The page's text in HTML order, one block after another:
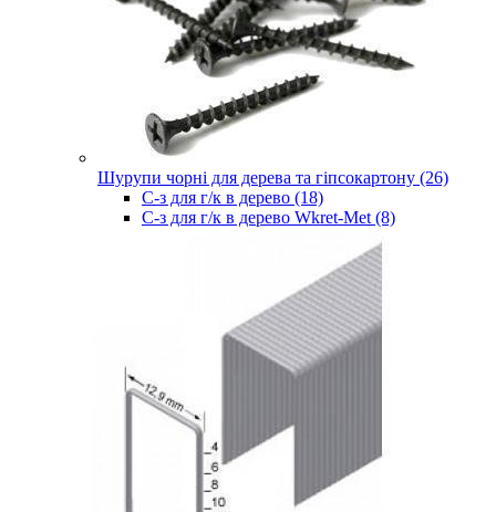
Шурупи чорні для дерева та гіпсокартону (26)
С-з для г/к в дерево (18)
С-з для г/к в дерево Wkret-Met (8)